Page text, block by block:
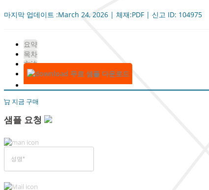
마지막 업데이트 :March 24, 2026 | 체재:PDF | 신고 ID: 104975
요약
목차
方法
무료 샘플 다운로드
지금 구매
샘플 요청